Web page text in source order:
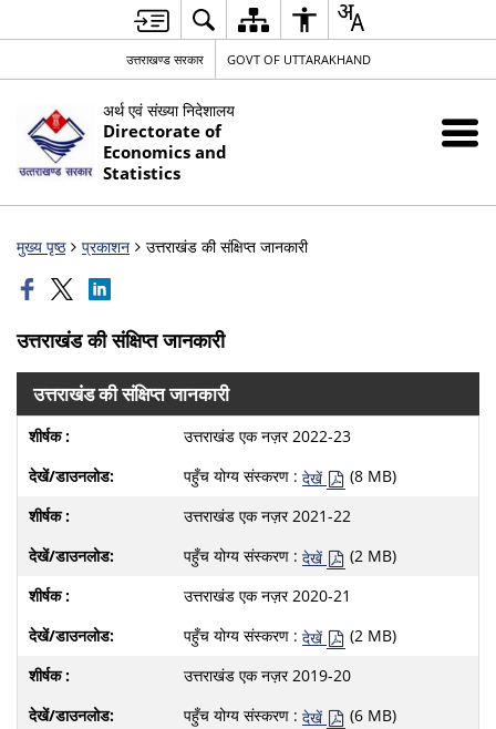
उत्तराखण्ड सरकार GOVT OF UTTARAKHAND
अर्थ एवं संख्या निदेशालय
Directorate of
Economics and
Statistics
मुख्य पृष्ठ प्रकाशन उत्तराखंड की संक्षिप्त जानकारी
उत्तराखंड की संक्षिप्त जानकारी
उत्तराखंड की संक्षिप्त जानकारी
उत्तराखंड एक नज़र 2022-23
पहुँच योग्य संस्करण : देखें
(8 MB)
उत्तराखंड एक नज़र 2021-22
पहुँच योग्य संस्करण : देखें
(2 MB)
उत्तराखंड एक नज़र 2020-21
पहुँच योग्य संस्करण : देखें
(2 MB)
उत्तराखंड एक नज़र 2019-20
पहुँच योग्य संस्करण : देखें
(6 MB)